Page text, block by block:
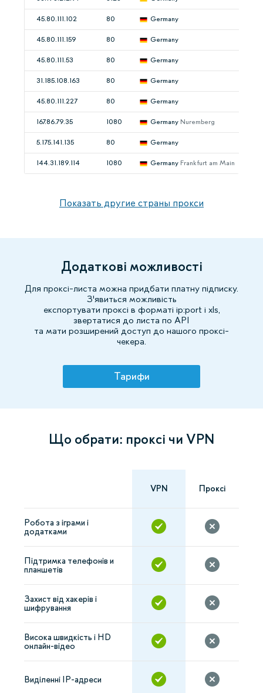
45.80.111.102 80 Germany
45.80.111.159 80 Germany
45.80.111.53 80 Germany
31.185.108.163 80 Germany
45.80.111.227 80 Germany
167.86.79.35 1080 Germany Nuremberg
5.175.141.135 80 Germany
144.31.189.114 1080 Germany Frankfurt am Main
Показать другие страны прокси
Додаткові можливості
Для проксі-листа можна придбати платну підписку.
З'явиться можливість
експортувати проксі в форматі ip:port і xls,
звертатися до листа по API
та мати розширений доступ до нашого проксі-
чекера.
Тарифи
Що обрати: проксі чи VPN
VPN Проксі
Робота з іграми і
додатками
Підтримка телефонів и
планшетів
Захист від хакерів і
шифрування
Висока швидкість і HD
онлайн-відео
Виділенні IP-адреси